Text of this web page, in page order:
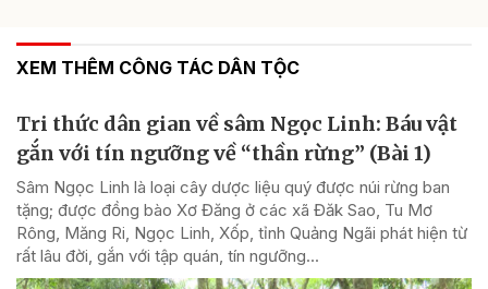
XEM THÊM CÔNG TÁC DÂN TỘC
Tri thức dân gian về sâm Ngọc Linh: Báu vật
gắn với tín ngưỡng về “thần rừng” (Bài 1)
Sâm Ngọc Linh là loại cây dược liệu quý được núi rừng ban
tặng; được đồng bào Xơ Đăng ở các xã Đăk Sao, Tu Mơ
Rông, Măng Ri, Ngọc Linh, Xốp, tỉnh Quảng Ngãi phát hiện từ
rất lâu đời, gắn với tập quán, tín ngưỡng...